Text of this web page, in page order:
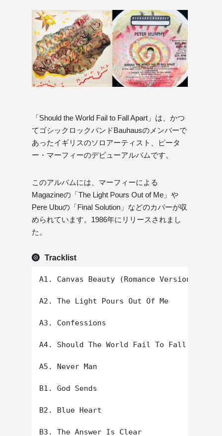
「Should the World Fail to Fall Apart」は、かつ
てゴシックロックバンドBauhausのメンバーで
あったイギリスのソロアーティスト、ピータ
ー・マーフィーのデビューアルバムです。
このアルバムには、マーフィーによる
Magazineの「The Light Pours Out of Me」や
Pere Ubuの「Final Solution」などのカバーが収
められています。1986年にリリースされまし
た。
Tracklist
A1. Canvas Beauty (Romance Version)
A2. The Light Pours Out Of Me
A3. Confessions
A4. Should The World Fail To Fall Apart
A5. Never Man
B1. God Sends
B2. Blue Heart
B3. The Answer Is Clear